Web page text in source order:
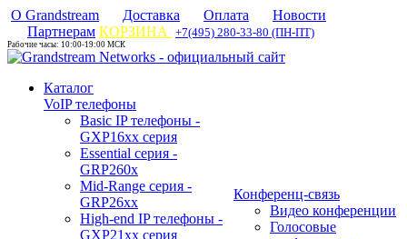
О Grandstream Доставка Оплата
Новости
Партнерам КОРЗИНА +7(495) 280-33-80 (ПН-ПТ)
Рабочие часы: 10:00-19:00 МСК
Каталог
VoIP телефоны
Basic IP телефоны -
GXP16хх серия
Essential серия -
GRP260x
Mid-Range серия -
GRP26xx
High-end IP телефоны -
GXP21хх серия
Конференц-связь
Видео конференции
Голосовые